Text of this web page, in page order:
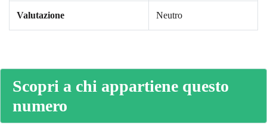
Valutazione Neutro
Scopri a chi appartiene questo
numero